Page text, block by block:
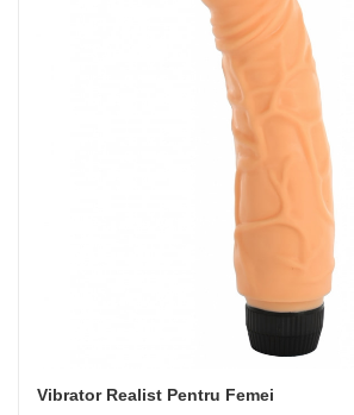
Vibrator Realist Pentru Femei